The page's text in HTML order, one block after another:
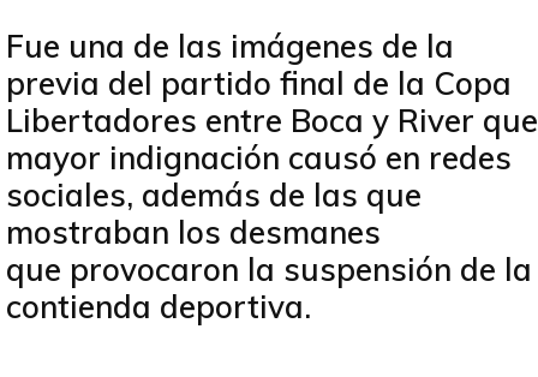
b
o
o
k
er
at
s
A
p
p
ail
m
p
ar
tir
Fue una de las imágenes de la
previa del partido final de la Copa
Libertadores entre Boca y River que
mayor indignación causó en redes
sociales, además de las que
mostraban los desmanes
que provocaron la suspensión de la
contienda deportiva.